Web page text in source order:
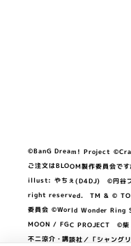
©BanG Dream! Project
ご注文はBLOOM製作委員
illust: やちぇ(D4DJ) ©円谷プ
right reserved. TM & © TOHO
委員会 ©World Wonder Ring
MOON / FGC PROJECT ©柴
不二涼介・講談社／「シャン